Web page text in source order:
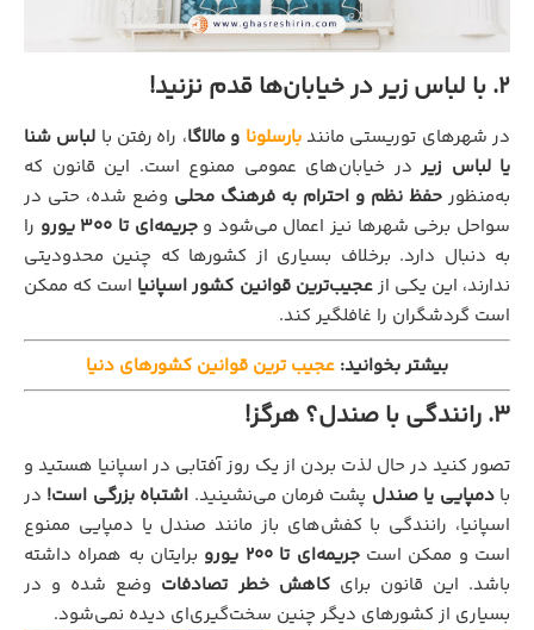
2. با لباس زیر در خیابان‌ها قدم نزنید!
در شهرهای توریستی مانندبارسلونا و مالاگا، راه رفتن با لباس شنا
یا لباس زیر در خیابان‌های عمومی ممنوع است. این قانون که
به‌منظور حفظ نظم و احترام به فرهنگ محلی وضع شده، حتی در
سواحل برخی شهرها نیز اعمال می‌شود وجریمه‌ای تا ۳۰۰ یورو
را
به دنبال دارد. برخلاف بسیاری از کشورها که چنین محدودیتی
ندارند، این یکی ازعجیب‌ترین قوانین کشور اسپانیا است که ممکن
است گردشگران را غافلگیر کند.
بیشتر بخوانید: عجیب ترین قوانین کشورهای دنیا
3. رانندگی با صندل؟ هرگز!
تصور کنید در حال لذت بردن از یک روز آفتابی در اسپانیا هستید و
بادمپایی یا صندل پشت فرمان می‌نشینید. اشتباه بزرگی است! در
اسپانیا، رانندگی با کفش‌های باز مانند صندل یا دمپایی ممنوع
است و ممکن استجریمه‌ای تا ۲۰۰ یورو
برایتان به همراه داشته
باشد. این قانون برایکاهش خطر تصادفات وضع شده و در
بسیاری از کشورهای دیگر چنین سخت‌گیری‌ای دیده نمی‌شود.